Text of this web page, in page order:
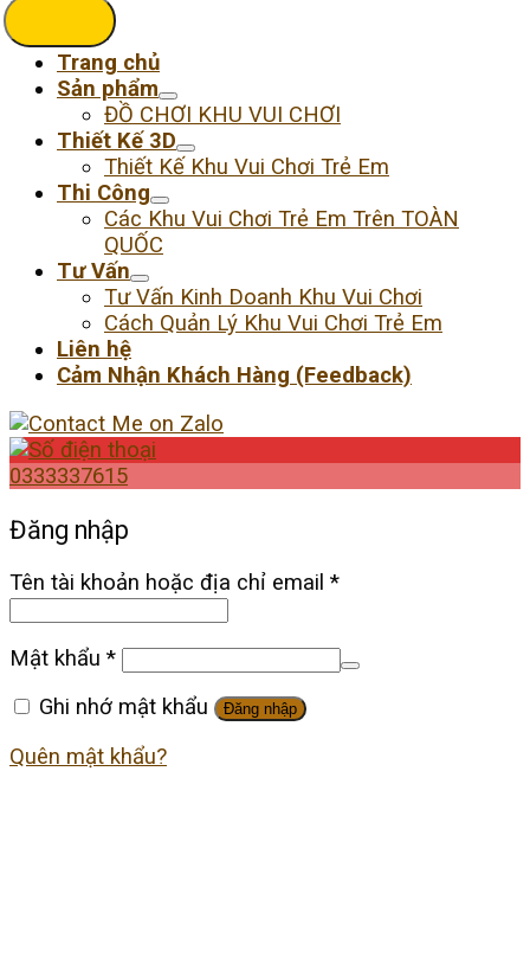
Trang chủ
Sản phẩm
ĐỒ CHƠI KHU VUI CHƠI
Thiết Kế 3D
Thiết Kế Khu Vui Chơi Trẻ Em
Thi Công
Các Khu Vui Chơi Trẻ Em Trên TOÀN
QUỐC
Tư Vấn
Tư Vấn Kinh Doanh Khu Vui Chơi
Cách Quản Lý Khu Vui Chơi Trẻ Em
Liên hệ
Cảm Nhận Khách Hàng (Feedback)
0333337615
Đăng nhập
Tên tài khoản hoặc địa chỉ email *
Mật khẩu *
Ghi nhớ mật khẩu
Đăng nhập
Quên mật khẩu?